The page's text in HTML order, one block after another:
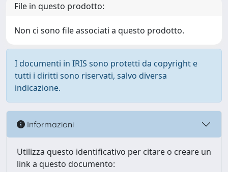
File in questo prodotto:
Non ci sono file associati a questo prodotto.
I documenti in IRIS sono protetti da copyright e
tutti i diritti sono riservati, salvo diversa
indicazione.
Informazioni
Utilizza questo identificativo per citare o creare un
link a questo documento: